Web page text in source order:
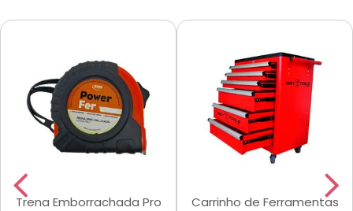
Trena Emborrachada Pro
Carrinho de Ferramentas